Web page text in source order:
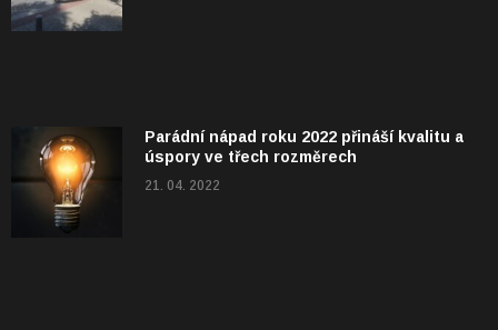
Parádní nápad roku 2022 přináší kvalitu a
úspory ve třech rozměrech
21. 04. 2022